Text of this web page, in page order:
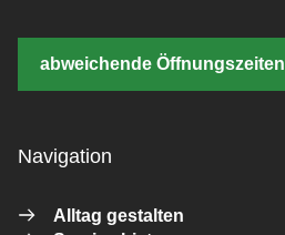
abweichende Öffnungszeiten
Navigation
Alltag gestalten